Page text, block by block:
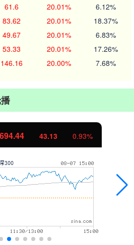
61.6 20.01% 6.12%
83.62 20.01% 18.37%
49.67 20.01% 6.83%
53.33 20.01% 17.26%
146.16 20.00% 7.68%
43.13 0.93%